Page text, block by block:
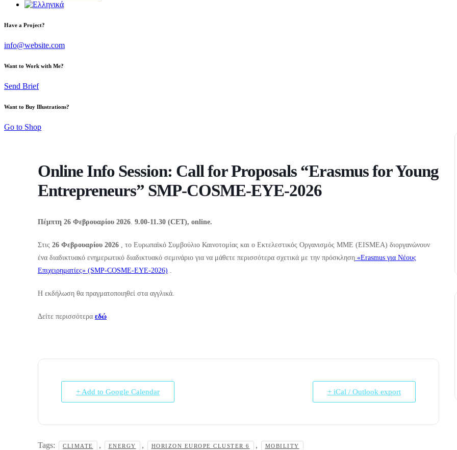
facebook-
linkedin
twitter-
Have a Project?
info@website.com
Want to Work with Me?
Send Brief
Want to Buy Illustrations?
Go to Shop
Online Info Session: Call for Proposals “Erasmus for Young
Entrepreneurs” SMP-COSME-EYE-2026
Πέμπτη 26 Φεβρουαρίου 2026 9.00-11.30 (CET), online.
Στις 26 Φεβρουαρίου 2026 , το Ευρωπαϊκό Συμβούλιο Καινοτομίας και ο Εκτελεστικός Οργανισμός ΜΜΕ (EISMEA) διοργανώνουν
ένα διαδικτυακό ενημερωτικό διαδικτυακό σεμινάριο για να μάθετε περισσότερα σχετικά με την πρόσκληση «Erasmus για Νέους
Επιχειρηματίες» (SMP-COSME-EYE-2026)
Η εκδήλωση θα πραγματοποιηθεί στα αγγλικά.
Δείτε περισσότερα εδώ
+ Add to Google Calendar + iCal / Outlook export
Tags: CLIMATE , ENERGY , HORIZON EUROPE CLUSTER 6 , MOBILITY